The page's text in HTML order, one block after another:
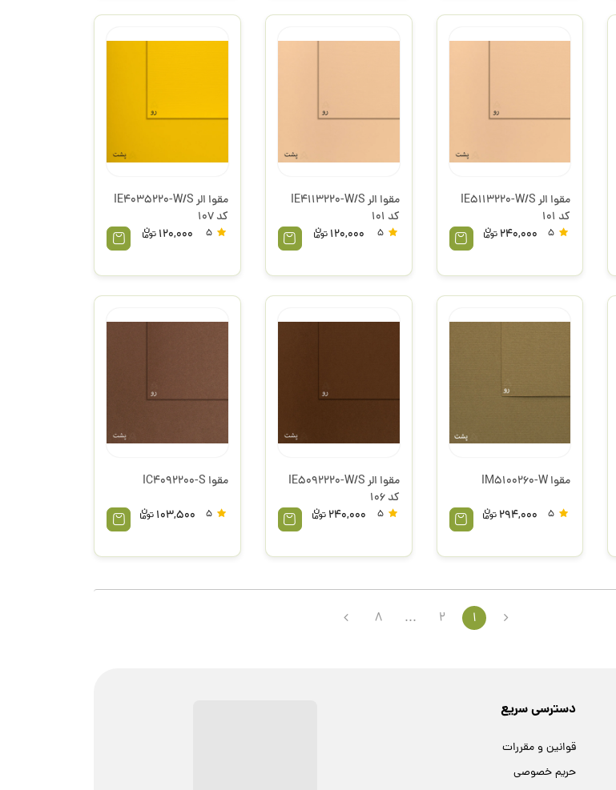
مقوا الر IE5113220-W/S
کد 101
240,000
مقوا الر IE4113220-W/S
کد 101
5
120,000
مقوا الر IE4035220-W/S
کد 107
5
120,000
مقوا IM5100260-W
294,000
مقوا الر IE5092220-W/S
کد 106
5
240,000
مقوا IC4092200-S
5
103,500
1
2
...
8
دسترسی سریع
قوانین و مقررات
حریم خصوصی